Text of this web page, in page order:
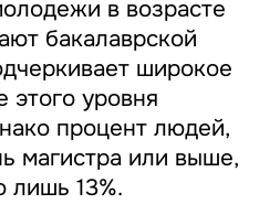
в возрасте
бакалаврской
широкое
этого уровня
процент людей,
магистра или выше,
лишь 13%.